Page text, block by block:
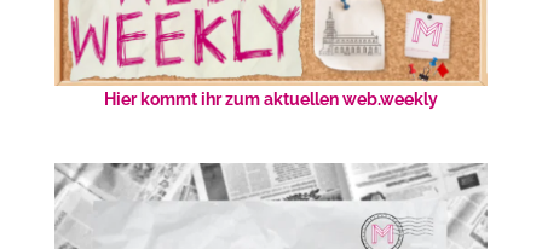
Hier kommt ihr zum aktuellen web.weekly